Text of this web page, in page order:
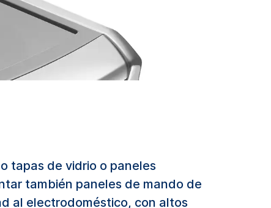
tapas de vidrio o paneles
también paneles de mando de
al electrodoméstico, con altos